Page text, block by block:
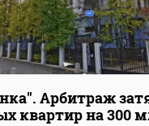
Арбитраж
квартир на 300